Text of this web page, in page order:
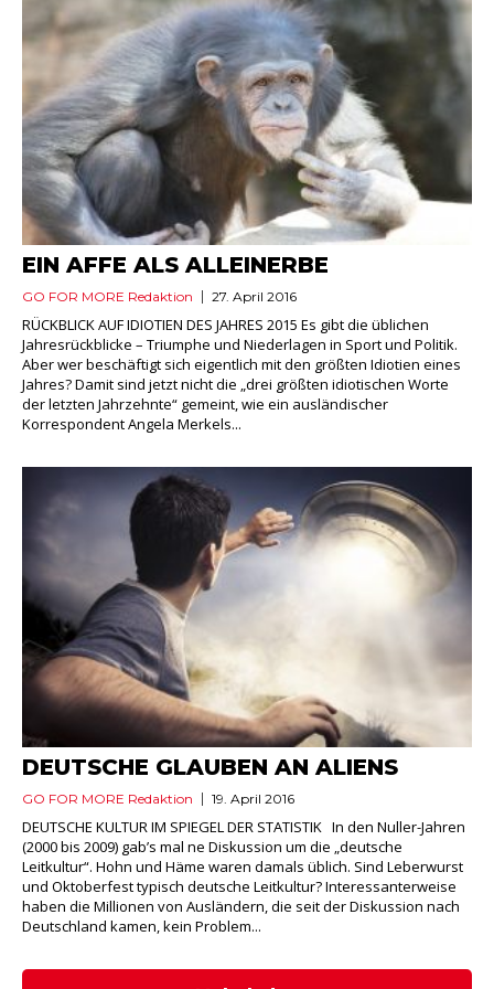
EIN AFFE ALS ALLEINERBE
GO FOR MORE Redaktion 27. April 2016
RÜCKBLICK AUF IDIOTIEN DES JAHRES 2015 Es gibt die üblichen
Jahresrückblicke – Triumphe und Niederlagen in Sport und Politik.
Aber wer beschäftigt sich eigentlich mit den größten Idiotien eines
Jahres? Damit sind jetzt nicht die „drei größten idiotischen Worte
der letzten Jahrzehnte“ gemeint, wie ein ausländischer
Korrespondent Angela Merkels...
DEUTSCHE GLAUBEN AN ALIENS
GO FOR MORE Redaktion 19. April 2016
DEUTSCHE KULTUR IM SPIEGEL DER STATISTIK In den Nuller-Jahren
(2000 bis 2009) gab’s mal ne Diskussion um die „deutsche
Leitkultur“. Hohn und Häme waren damals üblich. Sind Leberwurst
und Oktoberfest typisch deutsche Leitkultur? Interessanterweise
haben die Millionen von Ausländern, die seit der Diskussion nach
Deutschland kamen, kein Problem...